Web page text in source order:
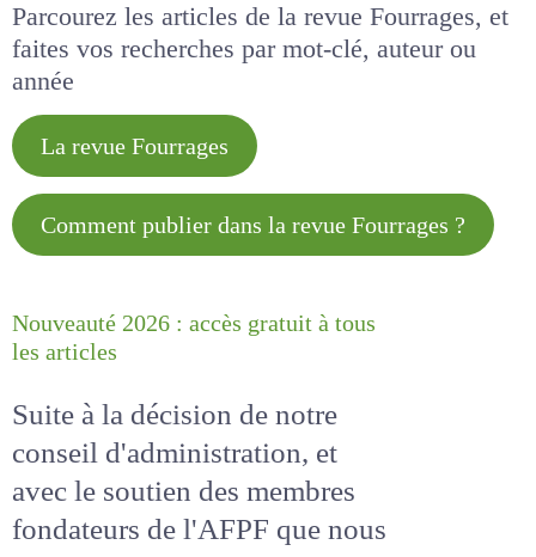
Parcourez les articles de la revue Fourrages, et
faites vos recherches par mot-clé, auteur ou
année
La revue Fourrages
Comment publier dans la revue
Nouveauté 2026 : accès gratuit à
Suite à la décision de notre
conseil d'administration, et
avec le soutien des membres